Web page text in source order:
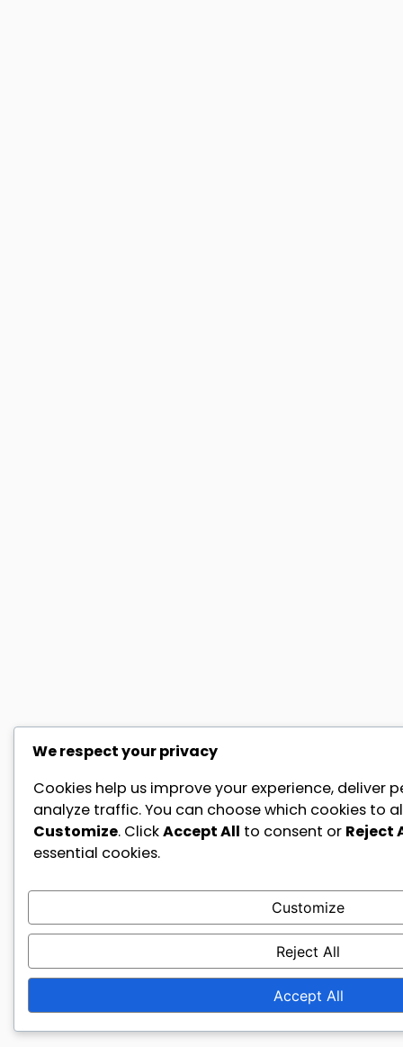
We respect your privacy
Cookies help us improve your experience, deliver
analyze traffic. You can choose which cookies to
Customize. ClickAccept All to consent or Reject
essential cookies.
Customize
Reject All
Accept All